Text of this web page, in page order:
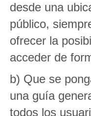
desde una
público,
ofrecer la
acceder de
b) Que se
una guía
todos los